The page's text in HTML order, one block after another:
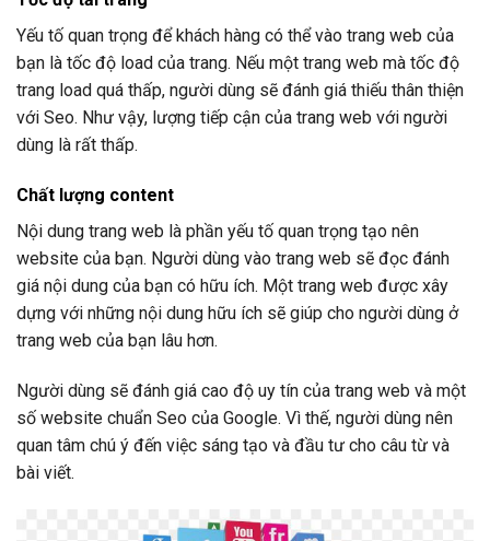
Yếu tố quan trọng để khách hàng có thể vào trang web của
bạn là tốc độ load của trang. Nếu một trang web mà tốc độ
trang load quá thấp, người dùng sẽ đánh giá thiếu thân thiện
với Seo. Như vậy, lượng tiếp cận của trang web với người
dùng là rất thấp.
Chất lượng content
Nội dung trang web là phần yếu tố quan trọng tạo nên
website của bạn. Người dùng vào trang web sẽ đọc đánh
giá nội dung của bạn có hữu ích. Một trang web được xây
dựng với những nội dung hữu ích sẽ giúp cho người dùng ở
trang web của bạn lâu hơn.
Người dùng sẽ đánh giá cao độ uy tín của trang web và một
số website chuẩn Seo của Google. Vì thế, người dùng nên
quan tâm chú ý đến việc sáng tạo và đầu tư cho câu từ và
bài viết.